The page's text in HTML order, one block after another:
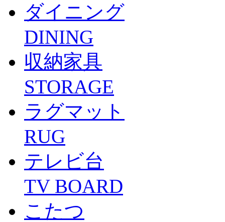
ダイニング
DINING
収納家具
STORAGE
ラグマット
RUG
テレビ台
TV BOARD
こたつ